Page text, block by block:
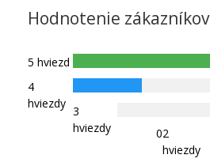
Hodnotenie zákazníkov
5 hviezd
4
hviezdy
3
hviezdy
02
hviezdy